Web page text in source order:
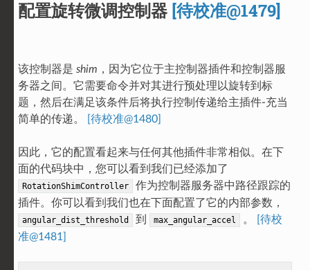
配置旋转微调控制器 [待校准@1479]
该控制器是 shim ，因为它位于主控制器插件和控制器服
务器之间。它需要命令并对其进行预处理以旋转到标
题，然后在满足该条件后将执行控制传递给主插件-充当
简单的传递。
[待校准@1480]
因此，它的配置看起来与任何其他插件非常相似。在下
面的代码块中，您可以看到我们已经添加了
RotationShimController
作为控制器服务器中路径跟踪的
插件。你可以看到我们也在下面配置了它的内部参数，
angular_dist_threshold 到 max_angular_accel 。
[待校
准@1481]